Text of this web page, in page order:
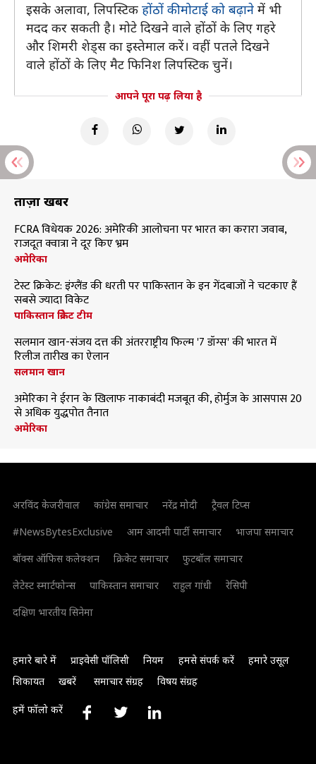
इसके अलावा, लिपस्टिक होंठों की मोटाई को बढ़ाने में भी
मदद कर सकती है। मोटे दिखने वाले होंठों के लिए गहरे
और शिमरी शेड्स का इस्तेमाल करें। वहीं पतले दिखने
वाले होंठों के लिए मैट फिनिश लिपस्टिक चुनें।
आपने पूरा पढ़ लिया है
ताज़ा खबरें
FCRA विधेयक 2026: अमेरिकी आलोचना पर भारत का करारा जवाब,
राजदूत क्वात्रा ने दूर किए भ्रम
अमेरिका
टेस्ट क्रिकेट: इंग्लैंड की धरती पर पाकिस्तान के इन गेंदबाजों ने चटकाए हैं
सबसे ज्यादा विकेट
पाकिस्तान क्रिकेट टीम
सलमान खान-संजय दत्त की अंतरराष्ट्रीय फिल्म '7 डॉग्स' की भारत में
रिलीज तारीख का ऐलान
सलमान खान
अमेरिका ने ईरान के खिलाफ नाकाबंदी मजबूत की, होर्मुज के आसपास 20
से अधिक युद्धपोत तैनात
अमेरिका
अरविंद केजरीवाल कांग्रेस समाचार नरेंद्र मोदी
ट्रैवल टिप्स
#NewsBytesExclusive
आम आदमी पार्टी समाचार
भाजपा समाचार
बॉक्स ऑफिस कलेक्शन
क्रिकेट समाचार
फुटबॉल समाचार
लेटेस्ट स्मार्टफोन्स
पाकिस्तान समाचार राहुल गांधी
रेसिपी
दक्षिण भारतीय सिनेमा
हमारे बारे में प्राइवेसी पॉलिसी नियम हमसे संपर्क करें
हमारे उसूल
शिकायत
खबरें समाचार संग्रह विषय संग्रह
हमें फॉलो करें